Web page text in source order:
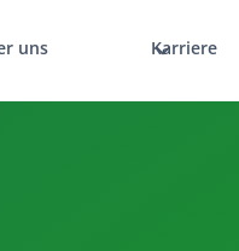
uns Karriere